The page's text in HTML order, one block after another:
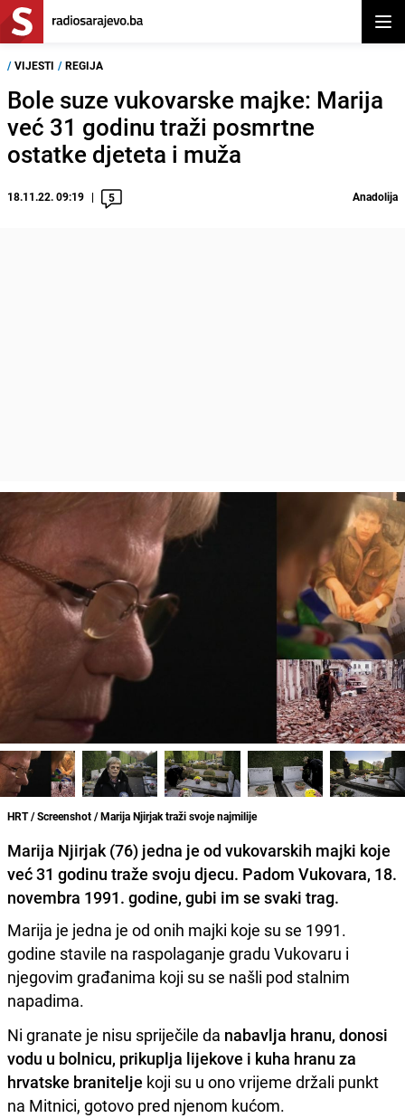
/ VIJESTI / REGIJA
Bole suze vukovarske majke: Marija
već 31 godinu traži posmrtne
ostatke djeteta i muža
18.11.22. 09:19 5 Anadolija
HRT / Screenshot / Marija Njirjak traži svoje najmilije
Marija Njirjak (76) jedna je od vukovarskih majki koje
već 31 godinu traže svoju djecu. Padom Vukovara, 18.
novembra 1991. godine, gubi im se svaki trag.
Marija je jedna je od onih majki koje su se 1991.
godine stavile na raspolaganje gradu Vukovaru i
njegovim građanima koji su se našli pod stalnim
napadima.
Ni granate je nisu spriječile da nabavlja hranu, donosi
vodu u bolnicu, prikuplja lijekove i kuha hranu za
hrvatske branitelje koji su u ono vrijeme držali punkt
na Mitnici, gotovo pred njenom kućom.